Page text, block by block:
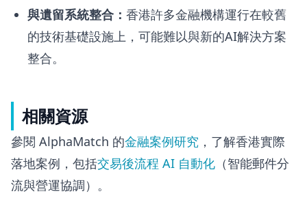
與遺留系統整合： 香港許多金融機構運行在較舊
的技術基礎設施上，可能難以與新的AI解決方案
整合。
相關資源
參閱 AlphaMatch 的金融案例研究 ，了解香港實際
落地案例，包括交易後流程 AI 自動化 （智能郵件分
流與營運協調）。